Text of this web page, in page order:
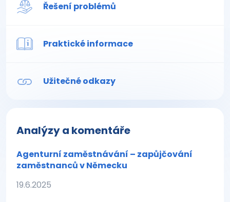
Řešení problémů
Praktické informace
Užitečné odkazy
Analýzy a komentáře
Agenturní zaměstnávání – zapůjčování
zaměstnanců v Německu
19.6.2025